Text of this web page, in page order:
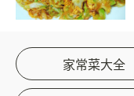
家常菜大全